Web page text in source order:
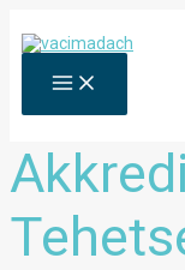
to
content
MAIN
MENU